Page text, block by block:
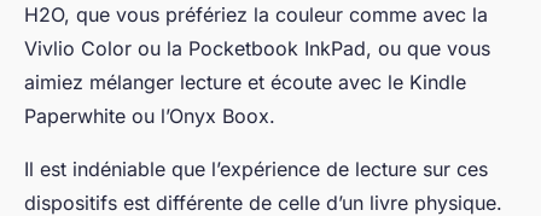
H2O, que vous préfériez la couleur comme avec la
Vivlio Color ou la Pocketbook InkPad, ou que vous
aimiez mélanger lecture et écoute avec le Kindle
Paperwhite ou l’Onyx Boox.
Il est indéniable que l’expérience de lecture sur ces
dispositifs est différente de celle d’un livre physique.